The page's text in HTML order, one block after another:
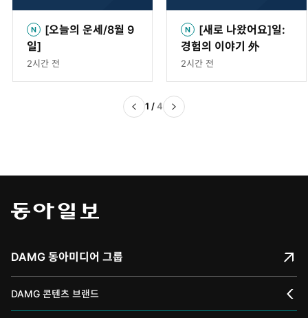
[오늘의 운세/8월 9
일]
2시간 전
[새로 나왔어요]일:
경험의 이야기 外
2시간 전
1 /4
DAMG 동아미디어 그룹
DAMG 콘텐츠 브랜드